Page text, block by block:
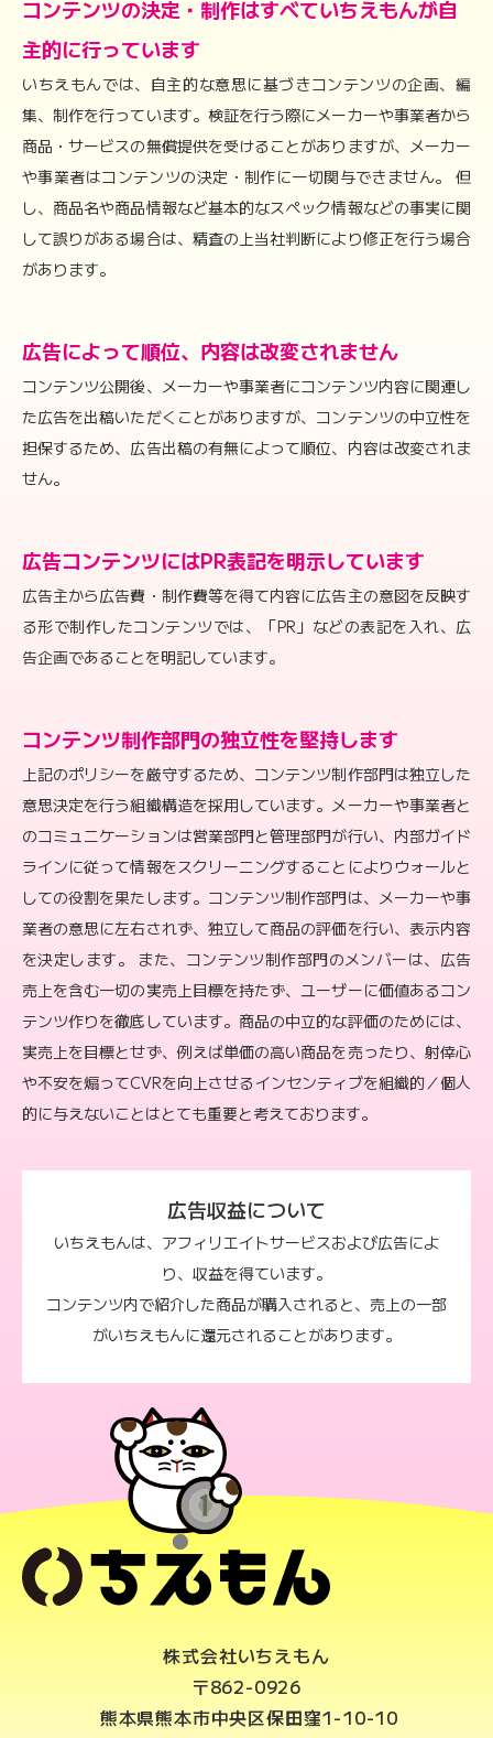
コンテンツの決定・制作はすべていちえもんが自
主的に行っています
いちえもんでは、自主的な意思に基づきコンテンツの企画、編
集、制作を行っています。検証を行う際にメーカーや事業者から
商品・サービスの無償提供を受けることがありますが、メーカー
や事業者はコンテンツの決定・制作に一切関与できません。 但
し、商品名や商品情報など基本的なスペック情報などの事実に関
して誤りがある場合は、精査の上当社判断により修正を行う場合
があります。
広告によって順位、内容は改変されません
コンテンツ公開後、メーカーや事業者にコンテンツ内容に関連し
た広告を出稿いただくことがありますが、コンテンツの中立性を
担保するため、広告出稿の有無によって順位、内容は改変されま
せん。
広告コンテンツにはPR表記を明示しています
広告主から広告費・制作費等を得て内容に広告主の意図を反映す
る形で制作したコンテンツでは、「PR」などの表記を入れ、広
告企画であることを明記しています。
コンテンツ制作部門の独立性を堅持します
上記のポリシーを厳守するため、コンテンツ制作部門は独立した
意思決定を行う組織構造を採用しています。メーカーや事業者と
のコミュニケーションは営業部門と管理部門が行い、内部ガイド
ラインに従って情報をスクリーニングすることによりウォールと
しての役割を果たします。コンテンツ制作部門は、メーカーや事
業者の意思に左右されず、独立して商品の評価を行い、表示内容
を決定します。 また、コンテンツ制作部門のメンバーは、広告
売上を含む一切の実売上目標を持たず、ユーザーに価値あるコン
テンツ作りを徹底しています。商品の中立的な評価のためには、
実売上を目標とせず、例えば単価の高い商品を売ったり、射倖心
や不安を煽ってCVRを向上させるインセンティブを組織的／個人
的に与えないことはとても重要と考えております。
広告収益について
いちえもんは、アフィリエイトサービスおよび広告によ
り、収益を得ています。
コンテンツ内で紹介した商品が購入されると、売上の一部
がいちえもんに還元されることがあります。
株式会社いちえもん
〒862-0926
熊本県熊本市中央区保田窪1-10-10